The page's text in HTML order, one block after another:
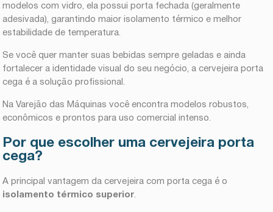
modelos com vidro, ela possui porta fechada (geralmente
adesivada), garantindo maior isolamento térmico e melhor
estabilidade de temperatura.
Se você quer manter suas bebidas sempre geladas e ainda
fortalecer a identidade visual do seu negócio, a cervejeira porta
cega é a solução profissional.
Na Varejão das Máquinas você encontra modelos robustos,
econômicos e prontos para uso comercial intenso.
Por que escolher uma cervejeira porta
cega?
A principal vantagem da cervejeira com porta cega é o
isolamento térmico superior